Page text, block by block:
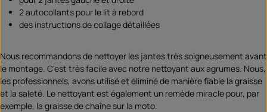
2 autocollants pour le lit à rebord
des instructions de collage détaillées
Nous recommandons de nettoyer les jantes très soigneusement avant
le montage. C'est très facile avec notre nettoyant aux agrumes. Nous,
les professionnels, avons utilisé et éliminé de manière fiable la graisse
et la saleté. Le nettoyant est également un remède miracle pour, par
exemple, la graisse de chaîne sur la moto.